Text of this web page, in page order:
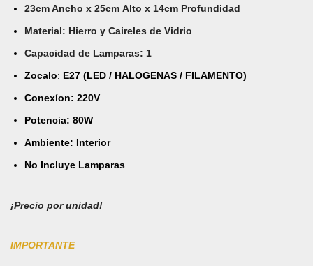
23cm Ancho x 25cm Alto x 14cm Profundidad
Material: Hierro y Caireles de Vidrio
Capacidad de Lamparas: 1
Zocalo: E27 (LED / HALOGENAS / FILAMENTO)
Conexíon: 220V
Potencia: 80W
Ambiente: Interior
No Incluye Lamparas
¡Precio por unidad!
IMPORTANTE